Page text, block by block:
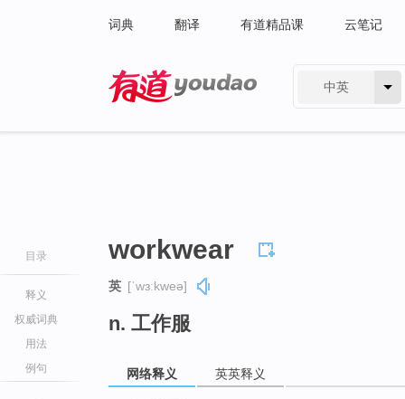
词典 翻译 有道精品课 云笔记
中英
目录
释义
权威词典
用法
例句
workwear
英 [ˈwɜːkweə]
n. 工作服
网络释义 英英释义